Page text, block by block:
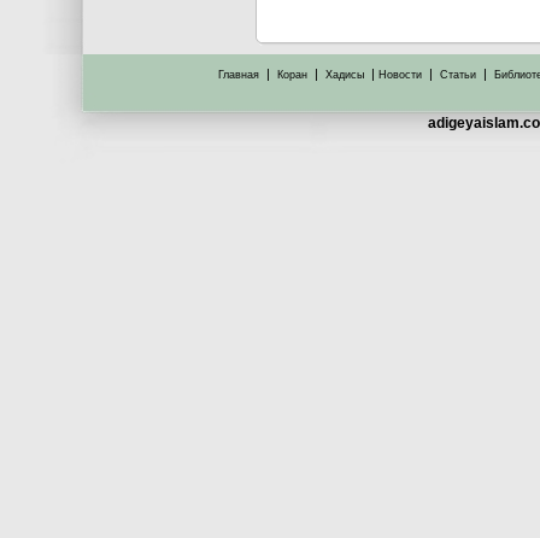
Главная | Коран | Хадисы | Новости | Статьи |